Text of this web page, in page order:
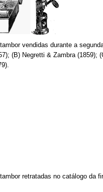
vendidas durante a
(B) Negretti & Zambra
retratadas no catálogo da